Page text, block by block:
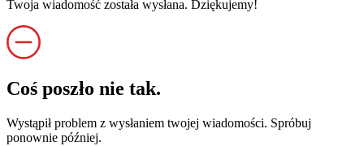
Twoja wiadomość została wysłana. Dziękujemy!
Coś poszło nie tak.
Wystąpił problem z wysłaniem twojej wiadomości. Spróbuj
ponownie później.